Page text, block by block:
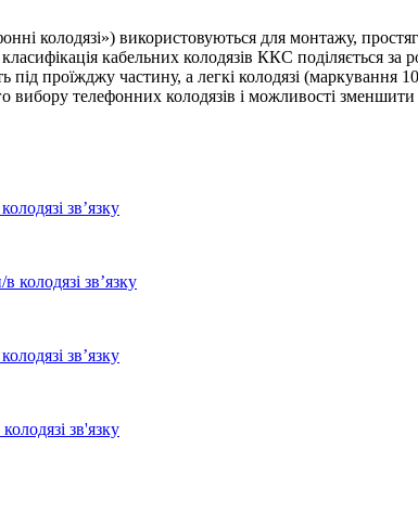
колодязі») використовуються для монтажу,
кабельних колодязів ККС поділяється
під проїжджу частину, а легкі колодязі
телефонних колодязів і можливості